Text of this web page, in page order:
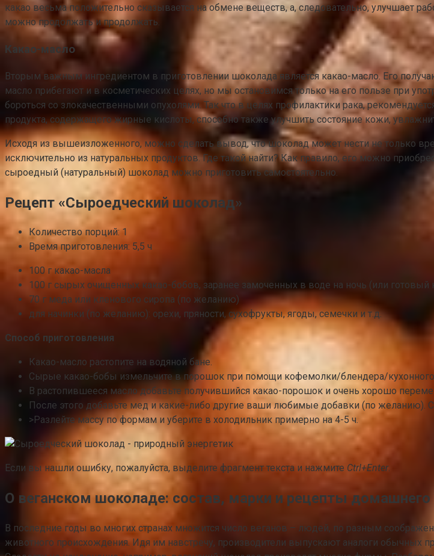
какао весьма положительно сказывается на обмене веществ, а, следовательно, улучшает
можно продолжать и продолжать.
Какао-масло
Вторым важным ингредиентом в приготовлении шоколада является какао-масло. Его
масло прибегают и в косметических целях, но мы остановимся только на его пользе при
бороться со злокачественными опухолями. Так что в целях профилактики рака,
продукта, содержащего жирные кислоты, способно также улучшить состояние кожи,
Исходя из вышеизложенного, можно сделать вывод, что шоколад может нести не только
исключительно из натуральных продуктов. Где такой найти? Как правило, его можно
сыроедный (натуральный) шоколад можно приготовить самостоятельно.
Рецепт «Сыроедческий шоколад»
Количество порций: 1
Время приготовления: 5,5 ч
100 г какао-масла
100 г сырых очищенных какао-бобов, заранее замоченных в воде на ночь (или готовый
70 г меда или кленового сиропа (по желанию)
для начинки (по желанию): орехи, пряности, сухофрукты, ягоды, семечки и т.д.
Способ приготовления
Какао-масло растопите на водяной бане.
Сырые какао-бобы измельчите в порошок при помощи кофемолки/блендера/
В растопившееся масло добавьте получившийся какао-порошок и очень хорошо
После этого добавьте мед и какие-либо другие ваши любимые добавки (по желанию).
>Разлейте массу по формам и уберите в холодильник примерно на 4-5 ч.
Если вы нашли ошибку, пожалуйста, выделите фрагмент текста и нажмите Ctrl+Enter.
О веганском шоколаде: состав, марки и рецепты домашнего
В последние годы во многих странах множится число веганов – людей, по разным
животного происхождения. Идя им навстречу, производители выпускают аналоги обычных